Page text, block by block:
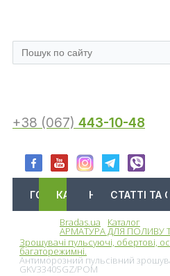
+38 (067) 443-10-48
ГОЛОВНАКАТАЛОГАКЦІЇ
НОВИНИСТАТТІ ТА
Bradas.ua Каталог
АРМАТУРА ДЛЯ ПОЛИВУ
Зрошувачі пульсуючі, обертові,
багаторежимні.
Антиморозний пульсівний
GKV3340SGZ/POM